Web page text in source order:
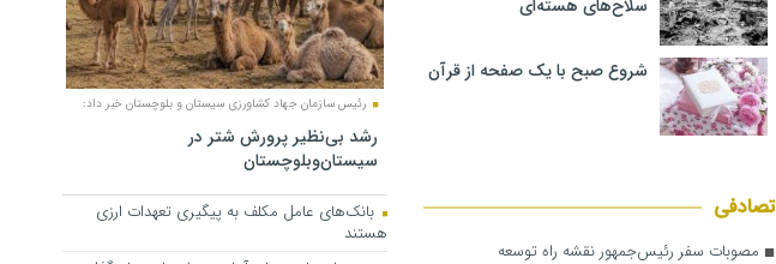
سلاح‌های هسته‌ای
شروع صبح با یک صفحه از قرآن
تصادفی
مصوبات سفر رئیس‌جمهور نقشه راه توسعه
رئیس سازمان جهاد کشاورزی سیستان و بلوچستان خبر داد:
رشد بی‌نظیر پرورش شتر در
سیستان‌وبلوچستان
بانک‌های عامل مکلف به پیگیری تعهدات ارزی
هستند